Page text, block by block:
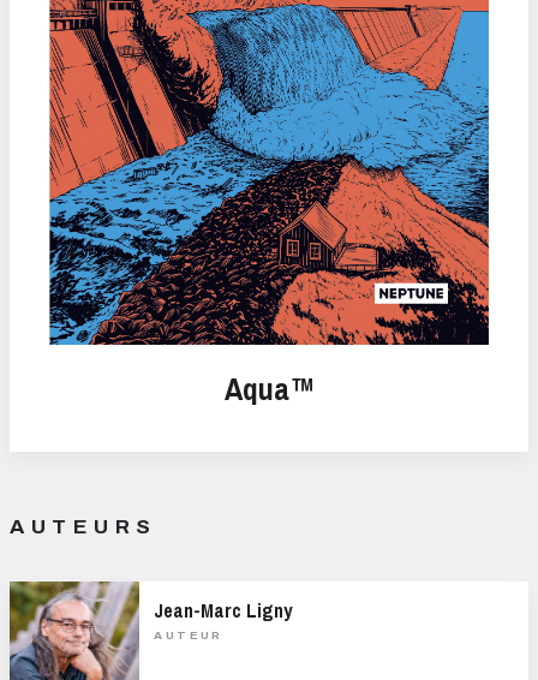
Aqua™
AUTEURS
Jean-Marc Ligny
AUTEUR